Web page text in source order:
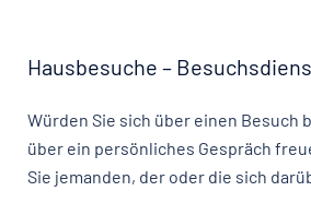
Hausbesuche –
Würden Sie sich über einen Besuch
über ein persönliches Gespräch
Sie jemanden, der oder die sich